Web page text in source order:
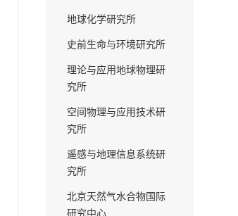
地球化学研究所
史前生命与环境研究所
理论与应用地球物理研
究所
空间物理与应用技术研
究所
遥感与地理信息系统研
究所
北京天然气水合物国际
研究中心